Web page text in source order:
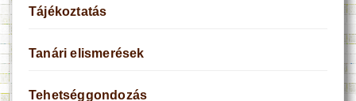
Tájékoztatás
Tanári elismerések
Tehetséggondozás